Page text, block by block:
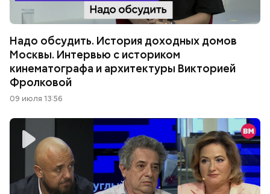
Надо обсудить. История доходных домов
Москвы. Интервью с историком
кинематографа и архитектуры Викторией
Фролковой
09 июля 13:56